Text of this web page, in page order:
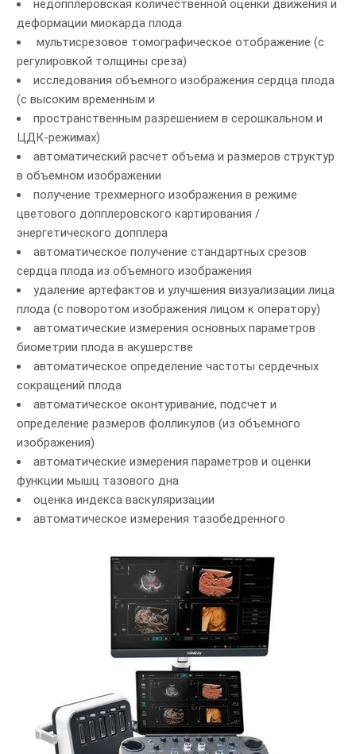
недопплеровская количественной оценки движения и
деформации миокарда плода
мультисрезовое томографическое отображение (с
регулировкой толщины среза)
исследования объемного изображения сердца плода
(с высоким временным и
пространственным разрешением в серошкальном и
ЦДК-режимах)
автоматический расчет объема и размеров структур
в объемном изображении
получение трехмерного изображения в режиме
цветового допплеровского картирования /
энергетического допплера
автоматическое получение стандартных срезов
сердца плода из объемного изображения
удаление артефактов и улучшения визуализации лица
плода (с поворотом изображения лицом к оператору)
автоматические измерения основных параметров
биометрии плода в акушерстве
автоматическое определение частоты сердечных
сокращений плода
автоматическое оконтуривание, подсчет и
определение размеров фолликулов (из объемного
изображения)
автоматические измерения параметров и оценки
функции мышц тазового дна
оценка индекса васкуляризации
автоматическое измерения тазобедренного